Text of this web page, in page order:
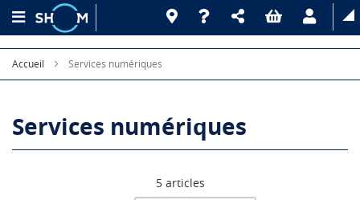
Accueil Services numériques
Services numériques
5articles